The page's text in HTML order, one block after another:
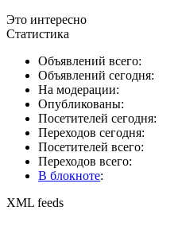
Это интересно
Статистика
Объявлений всего:
Объявлений сегодня:
На модерации:
Опубликованы:
Посетителей сегодня:
Переходов сегодня:
Посетителей всего:
Переходов всего:
В блокноте:
XML feeds